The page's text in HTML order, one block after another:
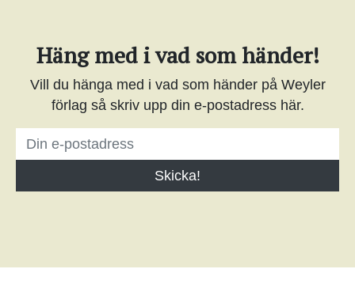
Häng med i vad som händer!
Vill du hänga med i vad som händer på Weyler
förlag så skriv upp din e-postadress här.